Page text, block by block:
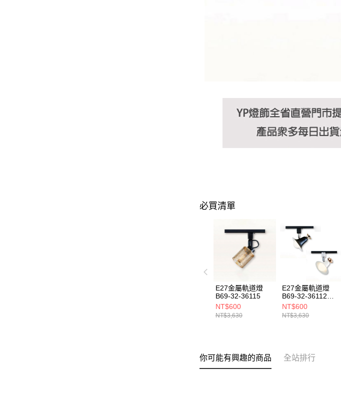
必買清單
E27金屬軌道燈
B69-32-36115
NT$600
NT$3,630
E27金屬軌道燈
B69-32-36112
36113
NT$600
NT$3,630
你可能有興趣的商品 全站排行